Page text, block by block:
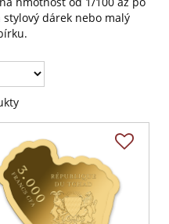
dárek nebo malý